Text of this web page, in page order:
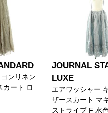
ンリネン
カート ロ
JOURNAL
LUXE
エアワッシャー
ザースカート マ
ストライプ F 水